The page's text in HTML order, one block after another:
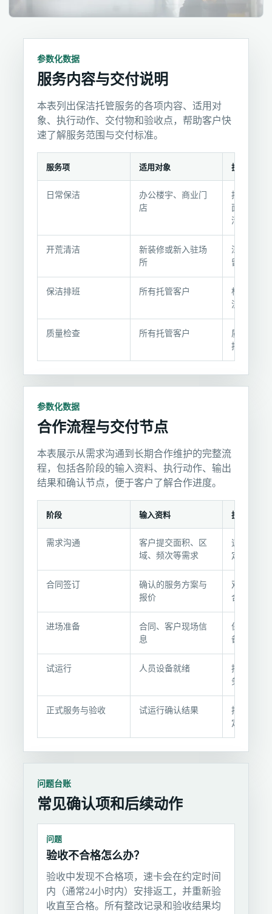
参数化数据
服务内容与交付说明
本表列出保洁托管服务的各项内容、适用对
象、执行动作、交付物和验收点，帮助客户快
速了解服务范围与交付标准。
容
与
付
说
服务项 适用对象 执行动作
日常保洁
办公楼宇、商业门
店
按约定频
面、桌面
清洁
开荒清洁
新装修或新入驻场
所
深度清除
留、灰尘
保洁排班 所有托管客户
根据营业
流量制定
质量检查 所有托管客户
质检员定
按标准评
参数化数据
合作流程与交付节点
本表展示从需求沟通到长期合作维护的完整流
程，包括各阶段的输入资料、执行动作、输出
结果和确认节点，便于客户了解合作进度。
交
付
点
阶段 输入资料 执行动作
需求沟通
客户提交面积、区
域、频次等需求
速卡分析
定初步方
合同签订
确认的服务方案与
报价
双方签订
合同
进场准备
合同、客户现场信
息
保洁人员
备物料准
试运行 人员设备就绪
按方案执
务
正式服务与验收 试运行确认结果
按约定频
定期联合
问题台账
常见确认项和后续动作
问题
验收不合格怎么办？
验收中发现不合格项，速卡会在约定时间
内（通常24小时内）安排返工，并重新验
收直至合格。所有整改记录和验收结果均